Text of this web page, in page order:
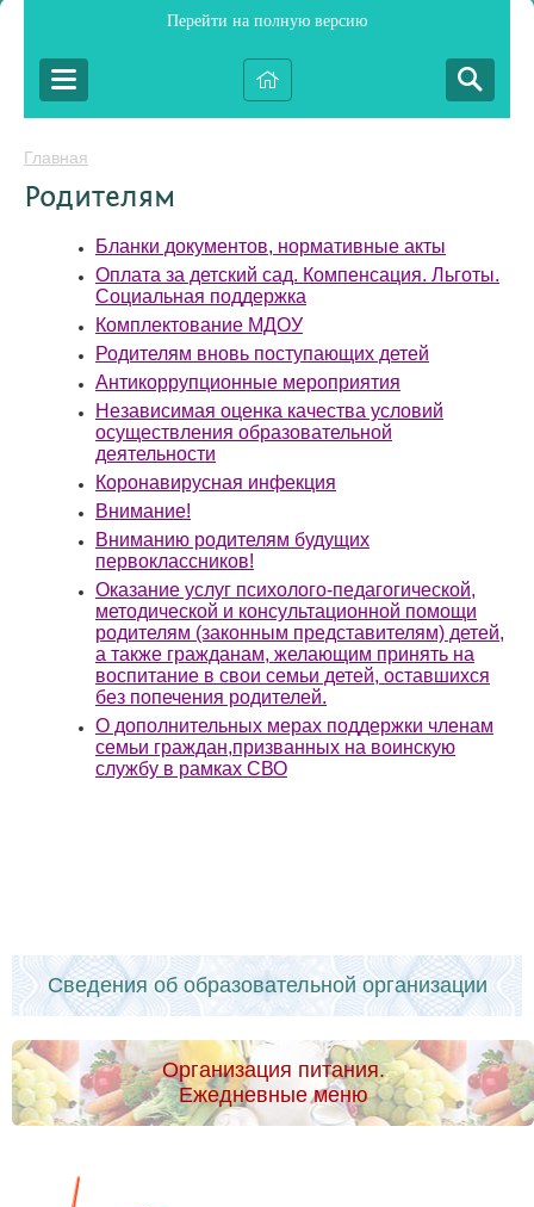
Перейти на полную версию
Главная
Родителям
Бланки документов, нормативные акты
Оплата за детский сад. Компенсация. Льготы.
Социальная поддержка
Комплектование МДОУ
Родителям вновь поступающих детей
Антикоррупционные мероприятия
Независимая оценка качества условий
осуществления образовательной
деятельности
Коронавирусная инфекция
Внимание!
Вниманию родителям будущих
первоклассников!
Оказание услуг психолого-педагогической,
методической и консультационной помощи
родителям (законным представителям) детей,
а также гражданам, желающим принять на
воспитание в свои семьи детей, оставшихся
без попечения родителей.
О дополнительных мерах поддержки членам
семьи граждан,призванных на воинскую
службу в рамках СВО
Сведения об образовательной организации
Организация питания.
Ежедневные меню